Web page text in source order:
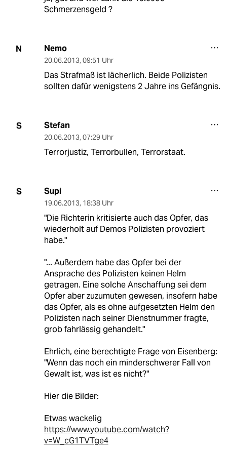
Schmerzensgeld ?
N Nemo
20.06.2013, 09:51 Uhr
Das Strafmaß ist lächerlich. Beide Polizisten
sollten dafür wenigstens 2 Jahre ins Gefängnis.
S Stefan
20.06.2013, 07:29 Uhr
Terrorjustiz, Terrorbullen, Terrorstaat.
S Supi
19.06.2013, 18:38 Uhr
"Die Richterin kritisierte auch das Opfer, das
wiederholt auf Demos Polizisten provoziert
habe."
"... Außerdem habe das Opfer bei der
Ansprache des Polizisten keinen Helm
getragen. Eine solche Anschaffung sei dem
Opfer aber zuzumuten gewesen, insofern habe
das Opfer, als es ohne aufgesetzten Helm den
Polizisten nach seiner Dienstnummer fragte,
grob fahrlässig gehandelt."
Ehrlich, eine berechtigte Frage von Eisenberg:
"Wenn das noch ein minderschwerer Fall von
Gewalt ist, was ist es nicht?"
Hier die Bilder:
Etwas wackelig
https://www.youtube.com/watch?
v=W_cG1TVTge4